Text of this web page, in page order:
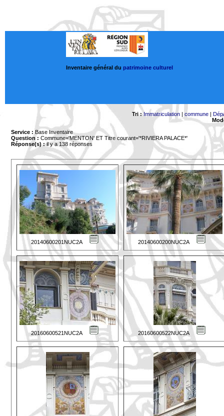
Inventaire général du patrimoine culturel
Tri : Immatriculation |commune |
Service : Base Inventaire
Question : Commune='MENTON' ET Titre courant='*RIVIERA PALACE*'
Réponse(s) :il y a 138 réponses
20140600201NUC2A 20140600200NUC2A
20160600521NUC2A 20160600522NUC2A